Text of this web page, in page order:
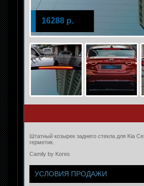
16288 р.
Штатный козырек заднего стекла для Kia
герметик.
Camily by Kores
УСЛОВИЯ ПРОДАЖИ